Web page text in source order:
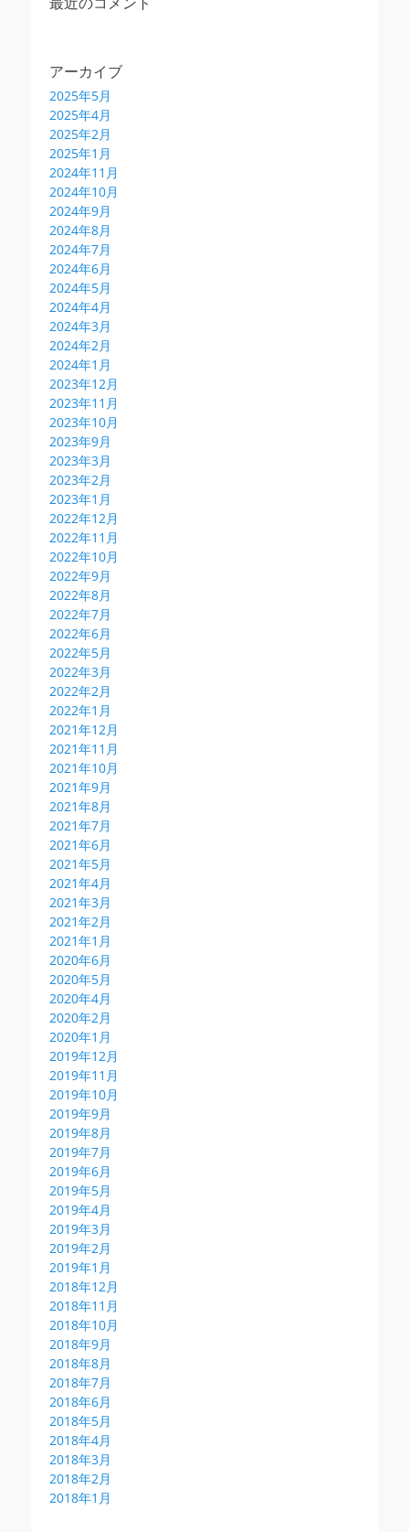
アーカイブ
2025年5月
2025年4月
2025年2月
2025年1月
2024年11月
2024年10月
2024年9月
2024年8月
2024年7月
2024年6月
2024年5月
2024年4月
2024年3月
2024年2月
2024年1月
2023年12月
2023年11月
2023年10月
2023年9月
2023年3月
2023年2月
2023年1月
2022年12月
2022年11月
2022年10月
2022年9月
2022年8月
2022年7月
2022年6月
2022年5月
2022年3月
2022年2月
2022年1月
2021年12月
2021年11月
2021年10月
2021年9月
2021年8月
2021年7月
2021年6月
2021年5月
2021年4月
2021年3月
2021年2月
2021年1月
2020年6月
2020年5月
2020年4月
2020年2月
2020年1月
2019年12月
2019年11月
2019年10月
2019年9月
2019年8月
2019年7月
2019年6月
2019年5月
2019年4月
2019年3月
2019年2月
2019年1月
2018年12月
2018年11月
2018年10月
2018年9月
2018年8月
2018年7月
2018年6月
2018年5月
2018年4月
2018年3月
2018年2月
2018年1月